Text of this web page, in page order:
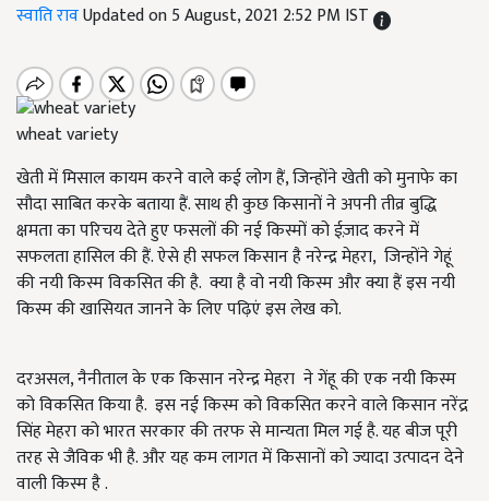
स्वाति रावUpdated on 5 August, 2021 2:52 PM IST
wheat variety
खेती में मिसाल कायम करने वाले कई लोग हैं, जिन्होंने खेती को मुनाफे का
सौदा साबित करके बताया हैं. साथ ही कुछ किसानों ने अपनी तीव्र बुद्धि
क्षमता का परिचय देते हुए फसलों की नई किस्मों को ईज़ाद करने में
सफलता हासिल की हैं. ऐसे ही सफल किसान है नरेन्द्र मेहरा, जिन्होंने गेहूं
की नयी किस्म विकसित की है. क्या है वो नयी किस्म और क्या हैं इस नयी
किस्म की खासियत जानने के लिए पढ़िएं इस लेख को.
दरअसल, नैनीताल के एक किसान नरेन्द्र मेहरा ने गेंहू की एक नयी किस्म
को विकसित किया है. इस नई किस्म को विकसित करने वाले किसान नरेंद्र
सिंह मेहरा को भारत सरकार की तरफ से मान्यता मिल गई है. यह बीज पूरी
तरह से जैविक भी है. और यह कम लागत में किसानों को ज्यादा उत्पादन देने
वाली किस्म है .